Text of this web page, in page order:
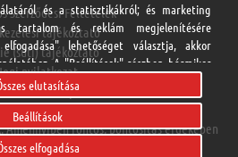
Szerződési Feltételek
tájékoztató
(süti) tájékoztató
nyilatkozat
platform
fontos, pontosítás érdekében
kapcsolattartóját.
és a statisztikákról; és marketing
tartalom és reklám megjelenítésére
lehetőséget választja, akkor
A "Beállítások" részben bármikor
sütitípusokat, és visszavonhatja a jövőre
elutasítása
Beállítások
elfogadása